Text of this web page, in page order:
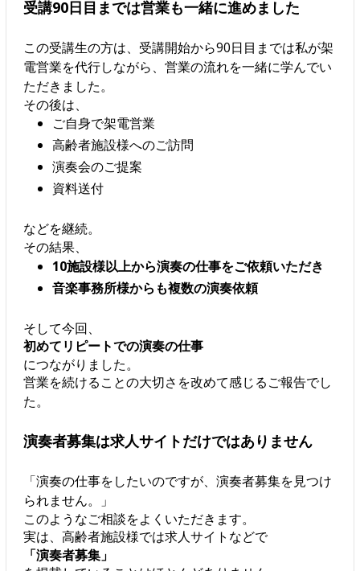
受講90日目までは営業も一緒に進めました
この受講生の方は、受講開始から90日目までは私が架
電営業を代行しながら、営業の流れを一緒に学んでい
ただきました。
その後は、
ご自身で架電営業
高齢者施設様へのご訪問
演奏会のご提案
資料送付
などを継続。
その結果、
10施設様以上から演奏の仕事をご依頼いただき
音楽事務所様からも複数の演奏依頼
そして今回、
初めてリピートでの演奏の仕事
につながりました。
営業を続けることの大切さを改めて感じるご報告でし
た。
演奏者募集は求人サイトだけではありません
「演奏の仕事をしたいのですが、演奏者募集を見つけ
られません。」
このようなご相談をよくいただきます。
実は、高齢者施設様では求人サイトなどで
「演奏者募集」